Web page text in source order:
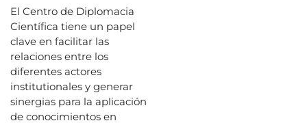
El Centro de Diplomacia
Científica tiene un papel
clave en facilitar las
relaciones entre los
diferentes actores
institutionales y generar
sinergias para la aplicación
de conocimientos en